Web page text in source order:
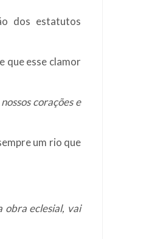
dos estatutos
que esse clamor
corações e
um rio que
obra eclesial, vai